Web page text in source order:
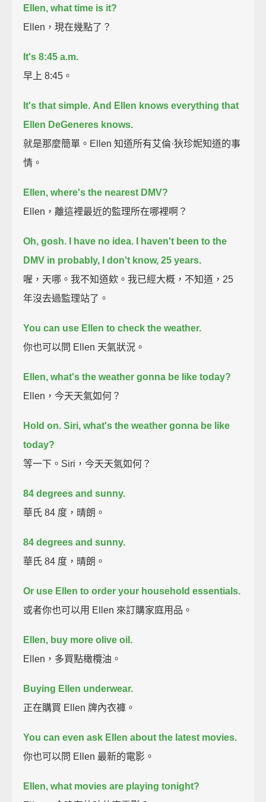
Ellen, what time is it?
Ellen，現在幾點了？
It's 8:45 a.m.
早上 8:45。
It's that simple. And Ellen knows everything that
Ellen DeGeneres knows.
就是那麼簡單。Ellen 知道所有艾倫·狄珍妮知道的事
情。
Ellen, where's the nearest DMV?
Ellen，離這裡最近的監理所在哪裡啊？
Oh, gosh. I have no idea.
I haven't been to the
DMV in probably, I don't know, 25 years.
喔，天哪。我不知道欸。我已經大概，不知道，25
年沒去過監理站了。
You can use Ellen to check the weather.
你也可以問 Ellen 天氣狀況。
Ellen, what's the weather gonna be like today?
Ellen，今天天氣如何？
Hold on. Siri, what's the weather gonna be like
today?
等一下。Siri，今天天氣如何？
84 degrees and sunny.
華氏 84 度，晴朗。
84 degrees and sunny.
華氏 84 度，晴朗。
Or use Ellen to order your household essentials.
或者你也可以用 Ellen 來訂購家庭用品。
Ellen, buy more olive oil.
Ellen，多買點橄欖油。
Buying Ellen underwear.
正在購買 Ellen 牌內衣褲。
You can even ask Ellen about the latest movies.
你也可以問 Ellen 最新的電影。
Ellen, what movies are playing tonight?